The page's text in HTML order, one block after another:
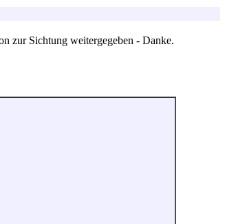
zur Sichtung weitergegeben - Danke.